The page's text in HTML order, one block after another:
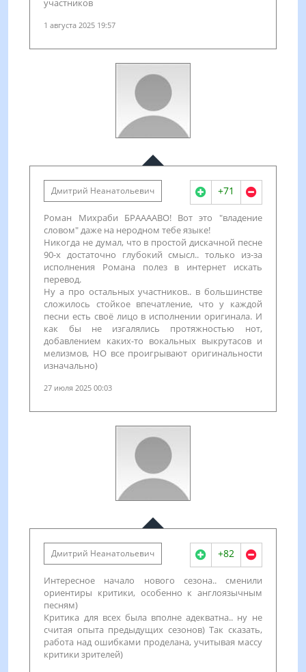
участников
1 августа 2025 19:57
Дмитрий Неанатольевич +71
Роман Михраби БРААААВО! Вот это "владение
словом" даже на неродном тебе языке!
Никогда не думал, что в простой дискачной песне
90-х достаточно глубокий смысл.. только из-за
исполнения Романа полез в интернет искать
перевод.
Ну а про остальных участников.. в большинстве
сложилось стойкое впечатление, что у каждой
песни есть своё лицо в исполнении оригинала. И
как бы не изгалялись протяжностью нот,
добавлением каких-то вокальных выкрутасов и
мелизмов, НО все проигрывают оригинальности
изначально)
27 июля 2025 00:03
Дмитрий Неанатольевич +82
Интересное начало нового сезона.. сменили
ориентиры критики, особенно к англоязычным
песням)
Критика для всех была вполне адекватна.. ну не
считая опыта предыдущих сезонов) Так сказать,
работа над ошибками проделана, учитывая массу
критики зрителей)